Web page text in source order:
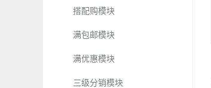
搭配购模块
满包邮模块
满优惠模块
三级分销模块